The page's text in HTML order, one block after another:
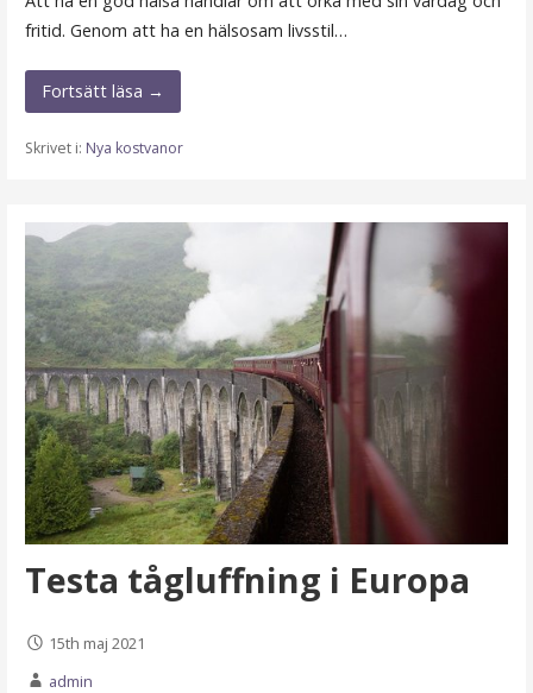
fritid. Genom att ha en hälsosam livsstil…
Fortsätt läsa →
Skrivet i: Nya kostvanor
Testa tågluffning i Europa
15th maj 2021
admin